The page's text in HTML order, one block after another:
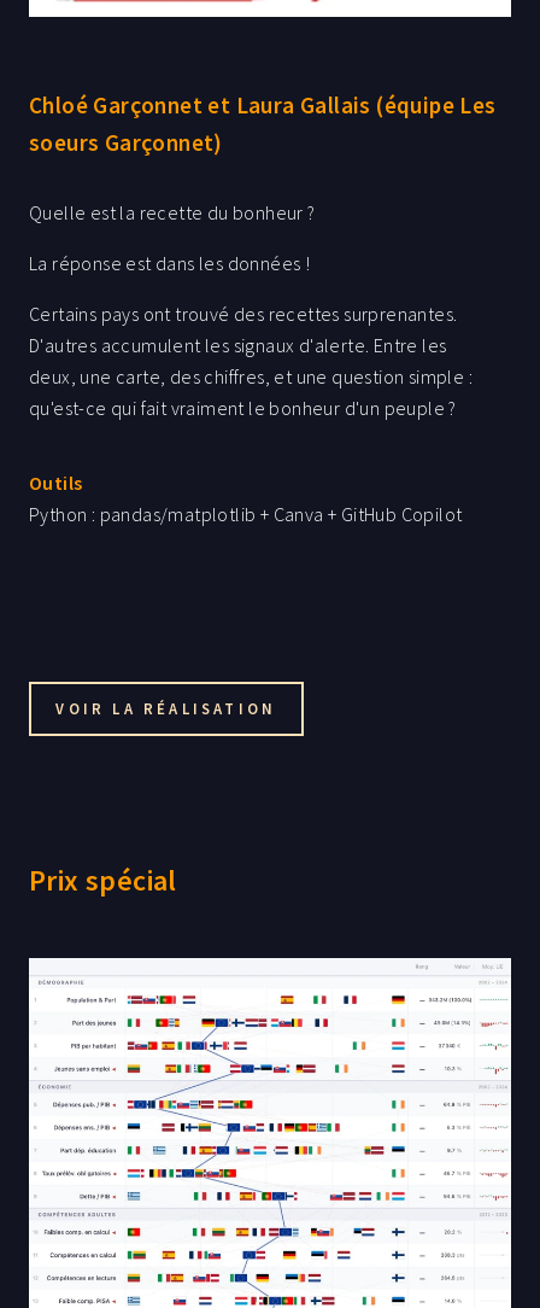
Chloé Garçonnet et Laura Gallais (équipe Les
soeurs Garçonnet)
Quelle est la recette du bonheur ?
La réponse est dans les données !
Certains pays ont trouvé des recettes surprenantes.
D'autres accumulent les signaux d'alerte. Entre les
deux, une carte, des chiffres, et une question simple :
qu'est-ce qui fait vraiment le bonheur d'un peuple ?
C'est une question de priorités.
Outils
Python : pandas/matplotlib + Canva + GitHub Copilot
VOIR LA RÉALISATION
Prix spécial